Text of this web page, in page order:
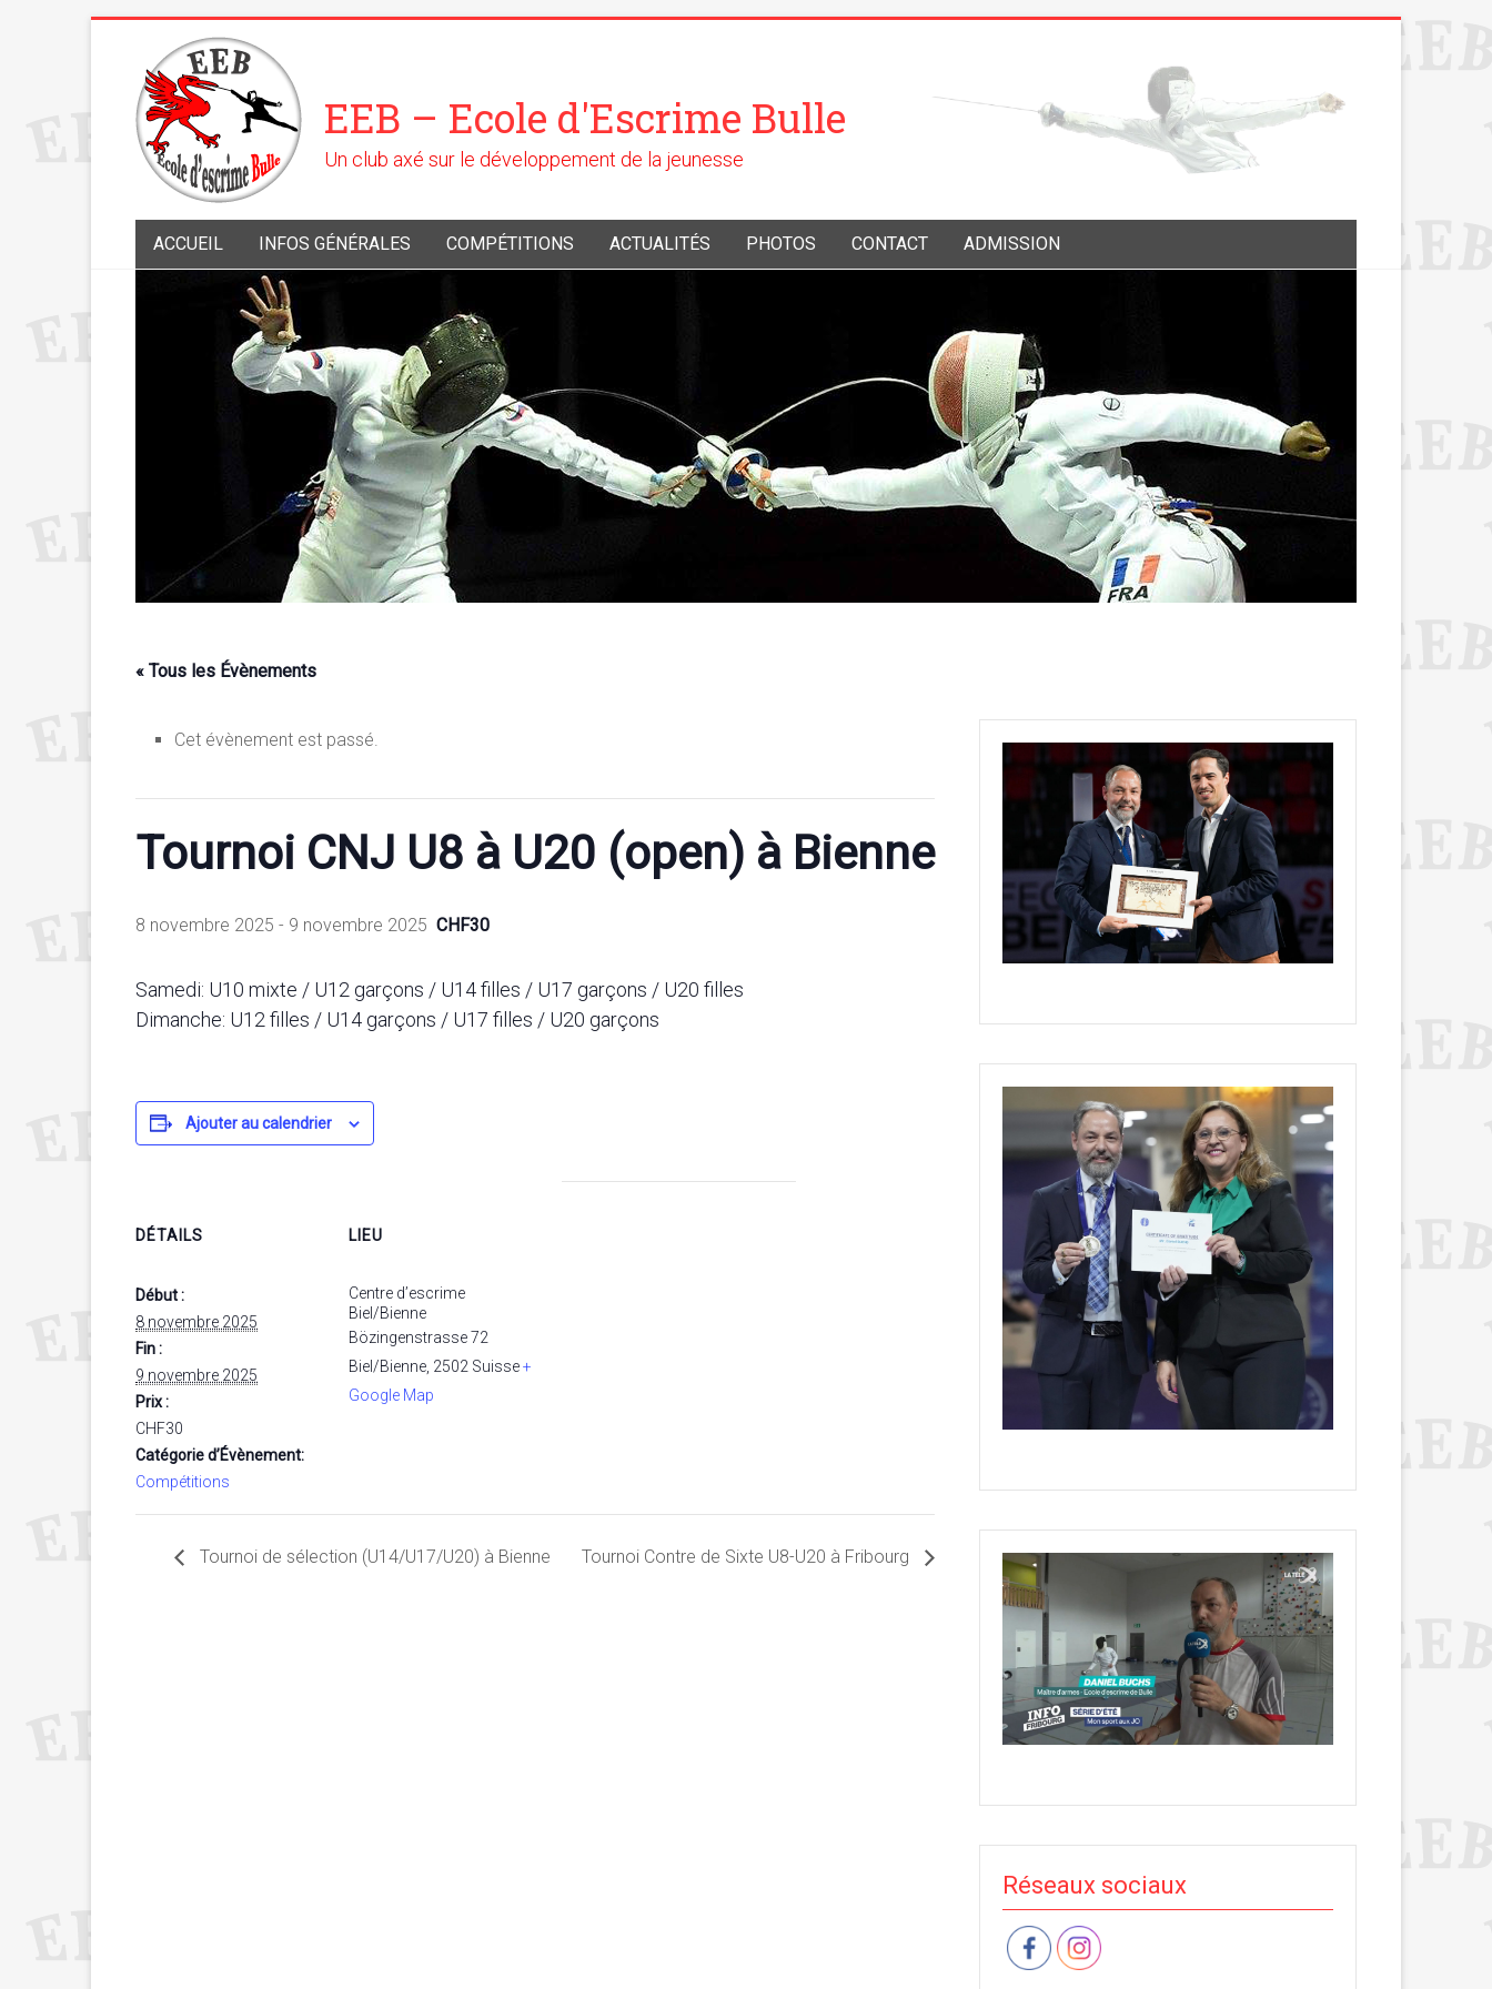
EEB – Ecole d'Escrime Bulle
Un club axé sur le développement de la jeunesse
ACCUEIL INFOS GÉNÉRALES COMPÉTITIONS ACTUALITÉS PHOTOS CONTACT ADMISSION
« Tous les Évènements
Cet évènement est passé.
Tournoi CNJ U8 à U20 (open) à Bienne
8 novembre 2025 - 9 novembre 2025 CHF30
Samedi: U10 mixte / U12 garçons / U14 filles / U17 garçons / U20 filles
Dimanche: U12 filles / U14 garçons / U17 filles / U20 garçons
Ajouter au calendrier
DÉTAILS
Début :
8 novembre 2025
Fin :
9 novembre 2025
Prix :
CHF30
Catégorie d’Évènement:
Compétitions
LIEU
Centre d’escrime
Biel/Bienne
Bözingenstrasse 72
Biel/Bienne 2502 Suisse+
Google Map
Tournoi de sélection (U14/U17/U20) à Bienne Tournoi Contre de Sixte U8-U20 à Fribourg
Réseaux sociaux